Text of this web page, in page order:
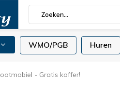
WMO/PGB Huren
- Gratis koffer!